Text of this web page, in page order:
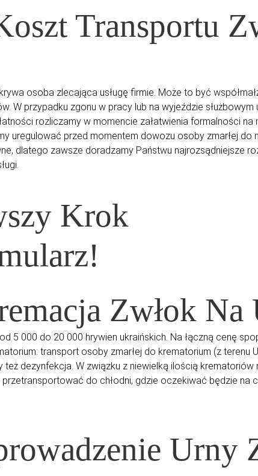
Transportu
osoba zlecająca usługę firmie. Może to być
W przypadku zgonu w pracy lub na wyjeździe
rozliczamy w momencie załatwienia formalności na
uregulować przed momentem dowozu osoby zmarłej do
dlatego zawsze doradzamy Państwu najrozsądniejsze
Krok
Zwłok Na
5 000 do 20 000 hrywien ukraińskich. Na łączną cenę
transport osoby zmarłej do krematorium (z terenu
też dezynfekcja. W związku z niewielką ilością
przetransportować do chłodni, gdzie oczekiwać będzie na
Urny